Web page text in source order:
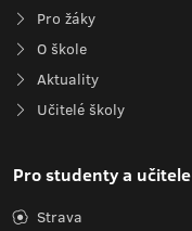
Pro žáky
O škole
Aktuality
Učitelé školy
Pro studenty a učitele
Strava